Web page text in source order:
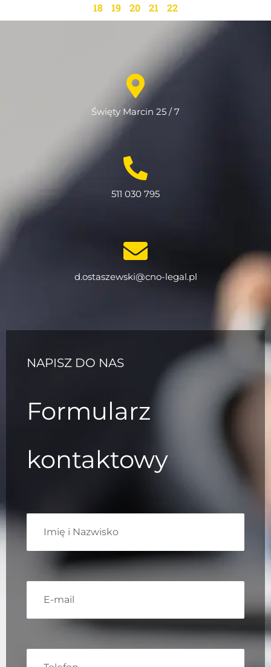
18
19 20 21 22
Święty Marcin 25 / 7
511 030 795
d.ostaszewski@cno-legal.pl
NAPISZ DO NAS
Formularz
kontaktowy